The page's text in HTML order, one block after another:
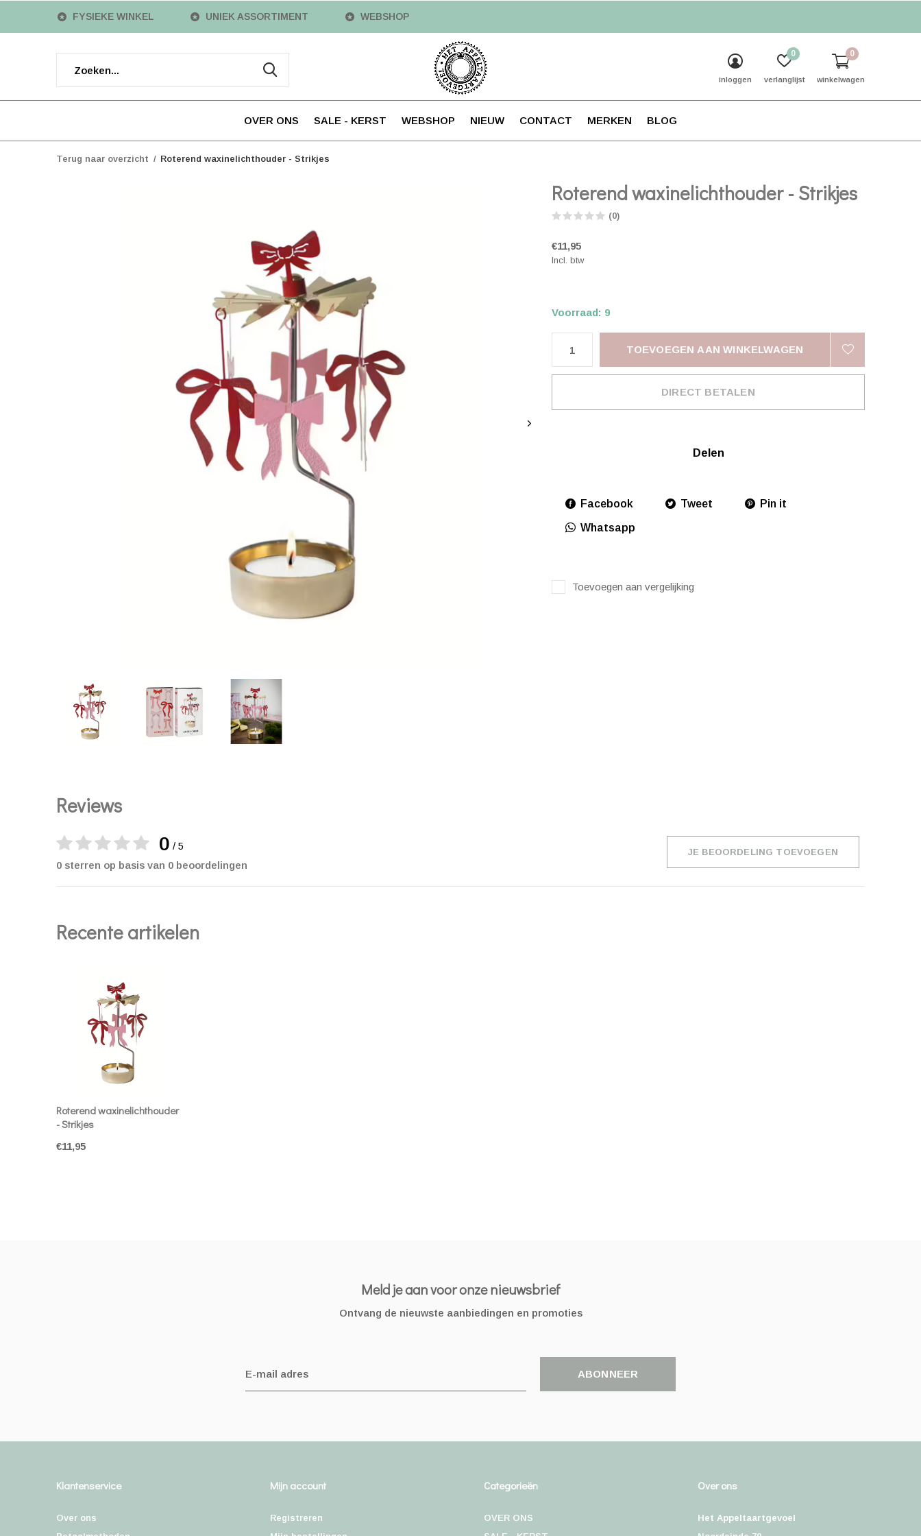
OVER ONS SALE - KERST WEBSHOP NIEUW CONTACT MERKEN BLOG
inloggen verlanglijst
0
winkelwagen
0
FYSIEKE WINKEL UNIEK ASSORTIMENT WEBSHOP
Terug naar overzicht Roterend waxinelichthouder - Strikjes
Roterend waxinelichthouder - Strikjes
(0)
€11,95
Incl. btw
Voorraad: 9
TOEVOEGEN AAN WINKELWAGEN
DIRECT BETALEN
Delen
Facebook Tweet Pin it
Whatsapp
Toevoegen aan vergelijking
Reviews
0 / 5
0 sterren op basis van 0 beoordelingen
JE BEOORDELING TOEVOEGEN
Recente artikelen
Roterend waxinelichthouder
- Strikjes
€11,95
Meld je aan voor onze nieuwsbrief
Ontvang de nieuwste aanbiedingen en promoties
ABONNEER
Klantenservice
Over ons
Mijn account
Registreren
Categorieën
OVER ONS
Over ons
Het Appeltaartgevoel